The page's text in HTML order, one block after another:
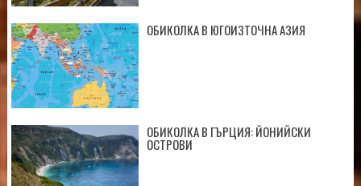
ОБИКОЛКА В ЮГОИЗТОЧНА АЗИЯ
ОБИКОЛКА В ГЪРЦИЯ: ЙОНИЙСКИ
ОСТРОВИ